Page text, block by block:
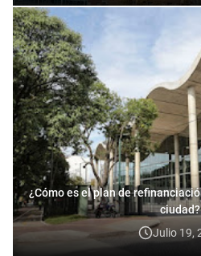
¿Cómo es el plan de
ciudad?
Julio 19,